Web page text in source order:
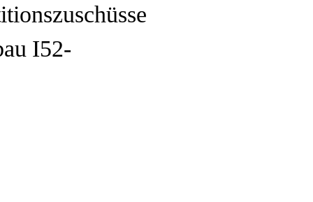
I52-